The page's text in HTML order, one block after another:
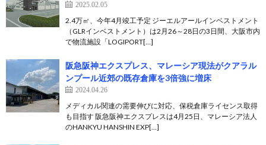
2025.02.05
2.4万㎡、今年4月竣工予定 ジーエルアールインベストメント
（GLRインベストメント）は2月26～28日の3日間、大阪市内
で物流施設「LOGIPORT[…]
阪急阪神エクスプレス、マレーシア現法がクアラル
ンプール近郊の既存倉庫を3倍強に増床
2024.04.26
メディカル関連の需要伸びに対応、保税倉庫ライセンス取得
も目指す 阪急阪神エクスプレスは4月25日、マレーシア法人
のHANKYU HANSHIN EXP[…]